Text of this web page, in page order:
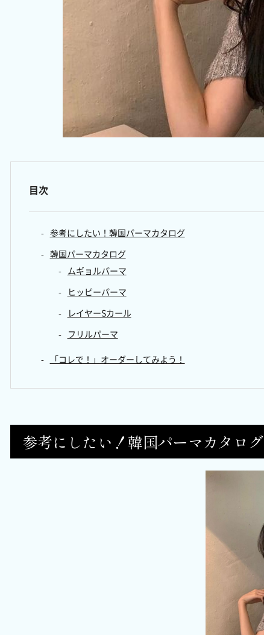
目次
参考にしたい！韓国パーマカタログ
韓国パーマカタログ
ムギョルパーマ
ヒッピーパーマ
レイヤーSカール
フリルパーマ
「コレで！」オーダーしてみよう！
参考にしたい！韓国パーマカタログ